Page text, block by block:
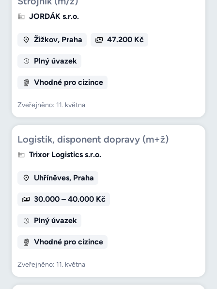
JORDÁK s.r.o.
Žižkov, Praha 47.200 Kč
Plný úvazek
Vhodné pro cizince
Zveřejněno: 11. května
Logistik, disponent dopravy (m+ž)
Trixor Logistics s.r.o.
Uhříněves, Praha
30.000 – 40.000 Kč
Plný úvazek
Vhodné pro cizince
Zveřejněno: 11. května